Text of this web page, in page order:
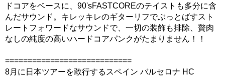
ドコアをベースに、90'sFASTCOREのテイストも多分に含
んだサウンド。キレッキレのギターリフでぶっとばすスト
レートフォワードなサウンドで、一切の装飾も排除、贅肉
なしの純度の高いハードコアパンクがたまりません！！
============================
8月に日本ツアーを敢行するスペイン バルセロナ HC